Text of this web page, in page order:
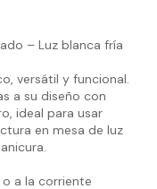
– Luz blanca fría
versátil y funcional.
a su diseño con
ideal para usar
en mesa de luz
a la corriente